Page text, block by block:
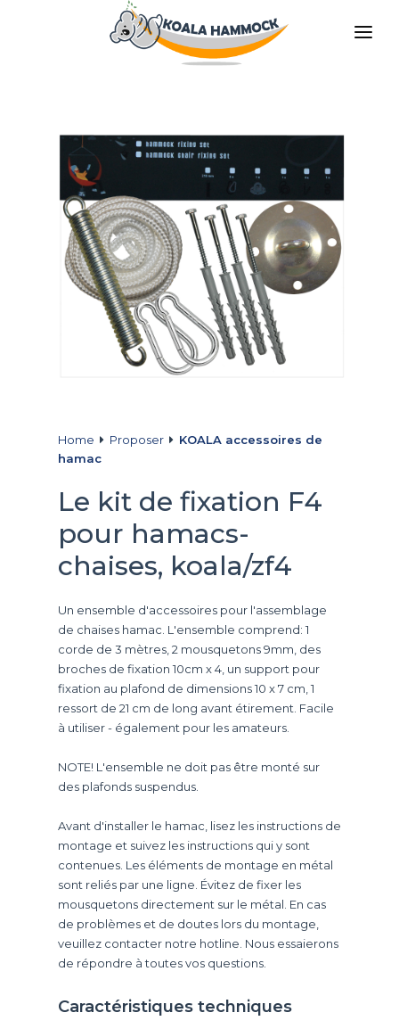
COMMERCES
DEVENIR DISTRIBUTEUR
MÉDIAS
CONTACT
Home Proposer
KOALA accessoires de
hamac
Le kit de fixation F4
pour hamacs-
chaises, koala/zf4
Un ensemble d'accessoires pour l'assemblage
de chaises hamac. L'ensemble comprend: 1
corde de 3 mètres, 2 mousquetons 9mm, des
broches de fixation 10cm x 4, un support pour
fixation au plafond de dimensions 10 x 7 cm, 1
ressort de 21 cm de long avant étirement. Facile
à utiliser - également pour les amateurs.
NOTE! L'ensemble ne doit pas être monté sur
des plafonds suspendus.
Avant d'installer le hamac, lisez les instructions de
montage et suivez les instructions qui y sont
contenues. Les éléments de montage en métal
sont reliés par une ligne. Évitez de fixer les
mousquetons directement sur le métal. En cas
de problèmes et de doutes lors du montage,
veuillez contacter notre hotline. Nous essaierons
de répondre à toutes vos questions.
Caractéristiques techniques